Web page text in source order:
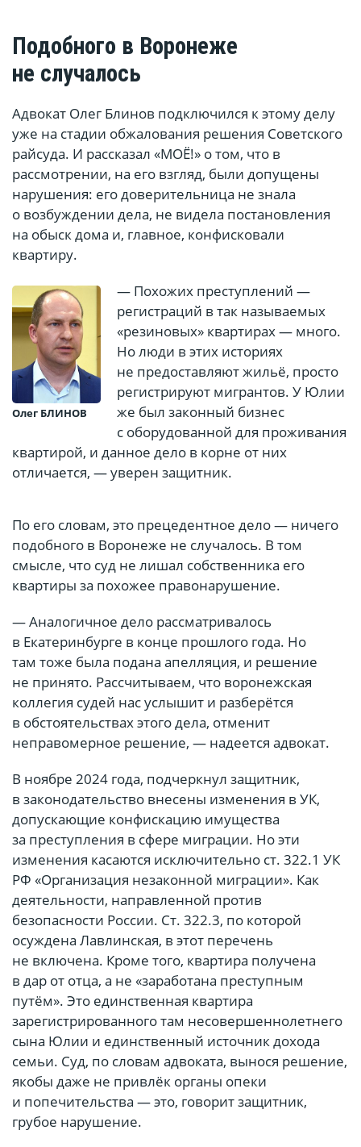
Подобного в Воронеже
не случалось
Адвокат Олег Блинов подключился к этому делу
уже на стадии обжалования решения Советского
райсуда. И рассказал «МОЁ!» о том, что в
рассмотрении, на его взгляд, были допущены
нарушения: его доверительница не знала
о возбуждении дела, не видела постановления
на обыск дома и, главное, конфисковали
квартиру.
Олег БЛИНОВ
— Похожих преступлений —
регистраций в так называемых
«резиновых» квартирах — много.
Но люди в этих историях
не предоставляют жильё, просто
регистрируют мигрантов. У Юлии
же был законный бизнес
с оборудованной для проживания
квартирой, и данное дело в корне от них
отличается, — уверен защитник.
По его словам, это прецедентное дело — ничего
подобного в Воронеже не случалось. В том
смысле, что суд не лишал собственника его
квартиры за похожее правонарушение.
— Аналогичное дело рассматривалось
в Екатеринбурге в конце прошлого года. Но
там тоже была подана апелляция, и решение
не принято. Рассчитываем, что воронежская
коллегия судей нас услышит и разберётся
в обстоятельствах этого дела, отменит
неправомерное решение, — надеется адвокат.
В ноябре 2024 года, подчеркнул защитник,
в законодательство внесены изменения в УК,
допускающие конфискацию имущества
за преступления в сфере миграции. Но эти
изменения касаются исключительно ст. 322.1 УК
РФ «Организация незаконной миграции». Как
деятельности, направленной против
безопасности России. Ст. 322.3, по которой
осуждена Лавлинская, в этот перечень
не включена. Кроме того, квартира получена
в дар от отца, а не «заработана преступным
путём». Это единственная квартира
зарегистрированного там несовершеннолетнего
сына Юлии и единственный источник дохода
семьи. Суд, по словам адвоката, вынося решение,
якобы даже не привлёк органы опеки
и попечительства — это, говорит защитник,
грубое нарушение.